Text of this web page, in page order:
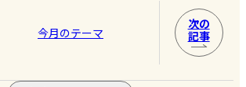
今月のテーマ
次の
記事